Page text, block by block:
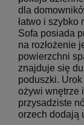
dla
łatwo i szybko
Sofa posiada
na rozłożenie
powierzchni
znajduje się
poduszki.
ożywi wnętrze
przysadziste
orzech dodają